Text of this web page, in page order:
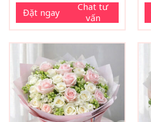
Đặt ngay
Chat tư
vấn